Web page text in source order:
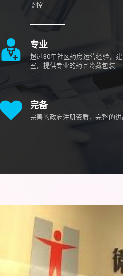
监控
专业
超过30年社区药房运营经验，
室，提供专业的药品冷藏包装
完备
完善的政府注册资质，完整的